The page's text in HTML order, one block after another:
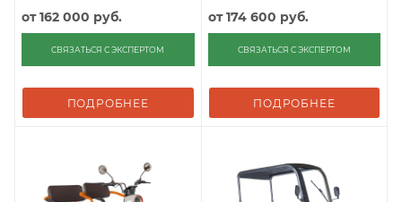
от162 000 руб.
СВЯЗАТЬСЯ С ЭКСПЕРТОМ
ПОДРОБНЕЕ
от174 600 руб.
СВЯЗАТЬСЯ С ЭКСПЕРТОМ
ПОДРОБНЕЕ